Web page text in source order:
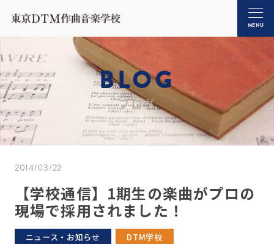
MENU
BLOG
ブログ
2014/03/22
【学校通信】1期生の楽曲がプロの
現場で採用されました！
ニュース・お知らせ DTM学校